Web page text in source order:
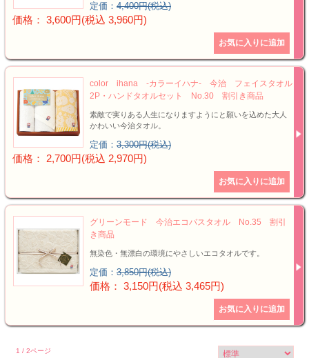
定価： 4,400円(税込)
価格： 3,600円(税込 3,960円)
color ihana -カラーイハナ- 今治 フェイスタオル
2P・ハンドタオルセット No.30 割引き商品
素敵で実りある人生になりますようにと願いを込めた大人
かわいい今治タオル。
定価： 3,300円(税込)
価格： 2,700円(税込 2,970円)
グリーンモード 今治エコバスタオル No.35 割引
き商品
無染色・無漂白の環境にやさしいエコタオルです。
定価： 3,850円(税込)
価格： 3,150円(税込 3,465円)
1 / 2ページ